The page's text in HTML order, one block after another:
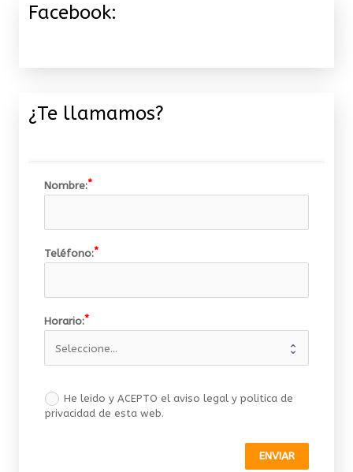
Facebook:
¿Te llamamos?
Nombre:
Teléfono:
Horario:
He leido y ACEPTO el aviso legal y politica de
privacidad de esta web.
ENVIAR